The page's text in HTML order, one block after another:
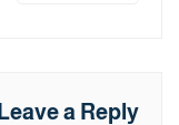
Leave a Reply